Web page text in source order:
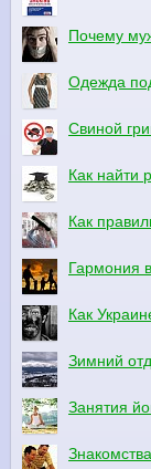
Почему
Одежда
Свиной
Как найти
Как
Гармония
Как
Зимний
Занятия